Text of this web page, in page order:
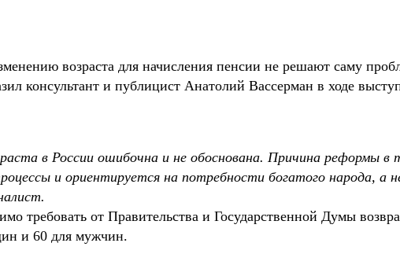
возраста для начисления пенсии не решают саму
консультант и публицист Анатолий Вассерман в ходе
в России ошибочна и не обоснована. Причина реформы
и ориентируется на потребности богатого народа, а
требовать от Правительства и Государственной Думы
и 60 для мужчин.